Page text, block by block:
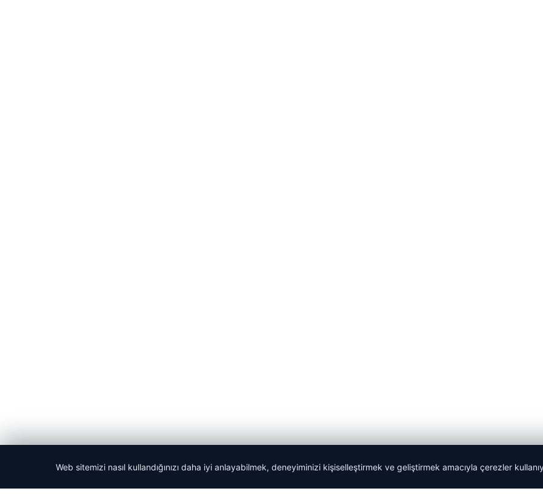
© 2026 Son Dakika Net – Güncel Haberler
Web sitemizi nasıl kullandığınızı daha iyi anlayabilmek, deneyiminizi kişiselleştirmek ve geliştirmek amacıyla çerezler